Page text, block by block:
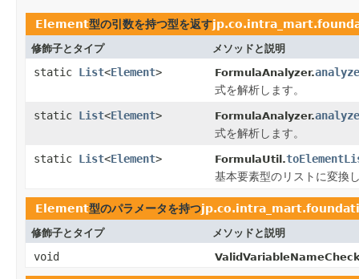
Element型の引数を持つ型を返す
修飾子とタイプ メソッドと説明
static List<Element> FormulaAnalyzer.analyze
式を解析します。
static List<Element> FormulaAnalyzer.analyze
式を解析します。
static List<Element> FormulaUtil.
基本要素型のリストに変換
Element型のパラメータを持つ
修飾子とタイプ メソッドと説明
void